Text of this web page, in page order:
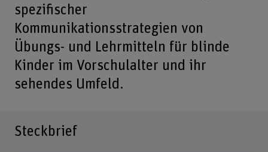
spezifischer
Kommunikationsstrategien von
Übungs- und Lehrmitteln für blinde
Kinder im Vorschulalter und ihr
sehendes Umfeld.
Steckbrief